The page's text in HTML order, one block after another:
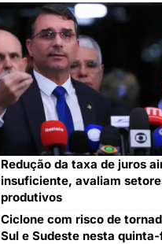
Redução da taxa de juros
insuficiente, avaliam
produtivos
Ciclone com risco de
Sul e Sudeste nesta